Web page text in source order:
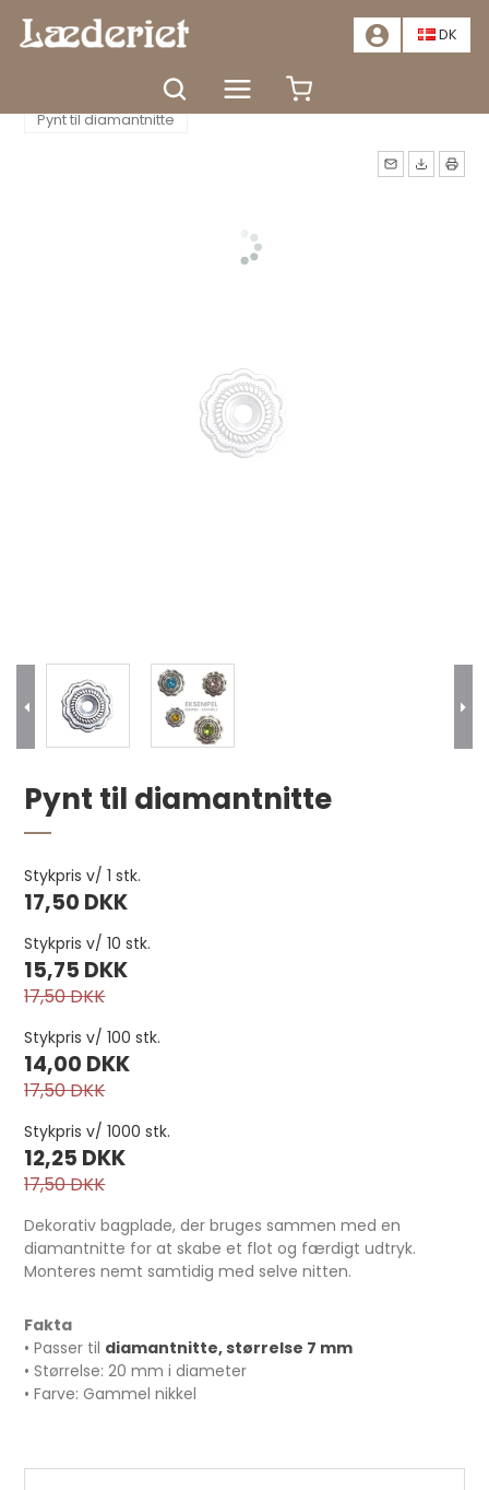
📣TILBUD - SPAR MINDST 20%. KLIK HER📣
DK
Tilbehør Nitter og pynt
Pynt til diamantnitte
Måske kunne nogle af disse
produkter have din
interesse?
GÅ TIL KURV
Vokset hørtråd, 5-trådet 22,9 m. Sort pr.
stk.
25,00 DKK
Pynt til diamantnitte
Stykpris v/ 1 stk.
17,50 DKK
Stykpris v/ 10 stk.
15,75 DKK
17,50 DKK
Stykpris v/ 100 stk.
14,00 DKK
17,50 DKK
Stykpris v/ 1000 stk.
12,25 DKK
17,50 DKK
Dekorativ bagplade, der bruges sammen med en
diamantnitte for at skabe et flot og færdigt udtryk.
Monteres nemt samtidig med selve nitten.
Fakta
• Passer til diamantnitte, størrelse 7 mm
• Størrelse: 20 mm i diameter
• Farve: Gammel nikkel